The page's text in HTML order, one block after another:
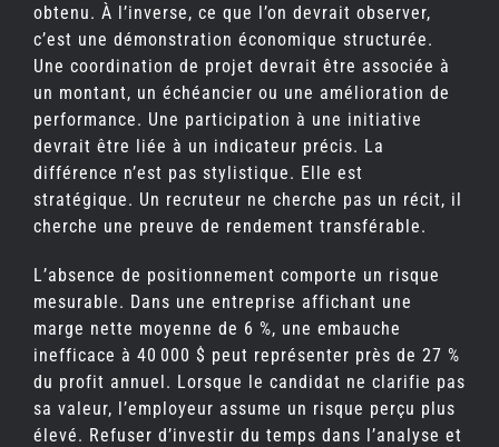
obtenu. À l’inverse, ce que l’on devrait observer,
c’est une démonstration économique structurée.
Une coordination de projet devrait être associée à
un montant, un échéancier ou une amélioration de
performance. Une participation à une initiative
devrait être liée à un indicateur précis. La
différence n’est pas stylistique. Elle est
stratégique. Un recruteur ne cherche pas un récit, il
cherche une preuve de rendement transférable.
L’absence de positionnement comporte un risque
mesurable. Dans une entreprise affichant une
marge nette moyenne de 6 %, une embauche
inefficace à 40 000 $ peut représenter près de 27 %
du profit annuel. Lorsque le candidat ne clarifie pas
sa valeur, l’employeur assume un risque perçu plus
élevé. Refuser d’investir du temps dans l’analyse et